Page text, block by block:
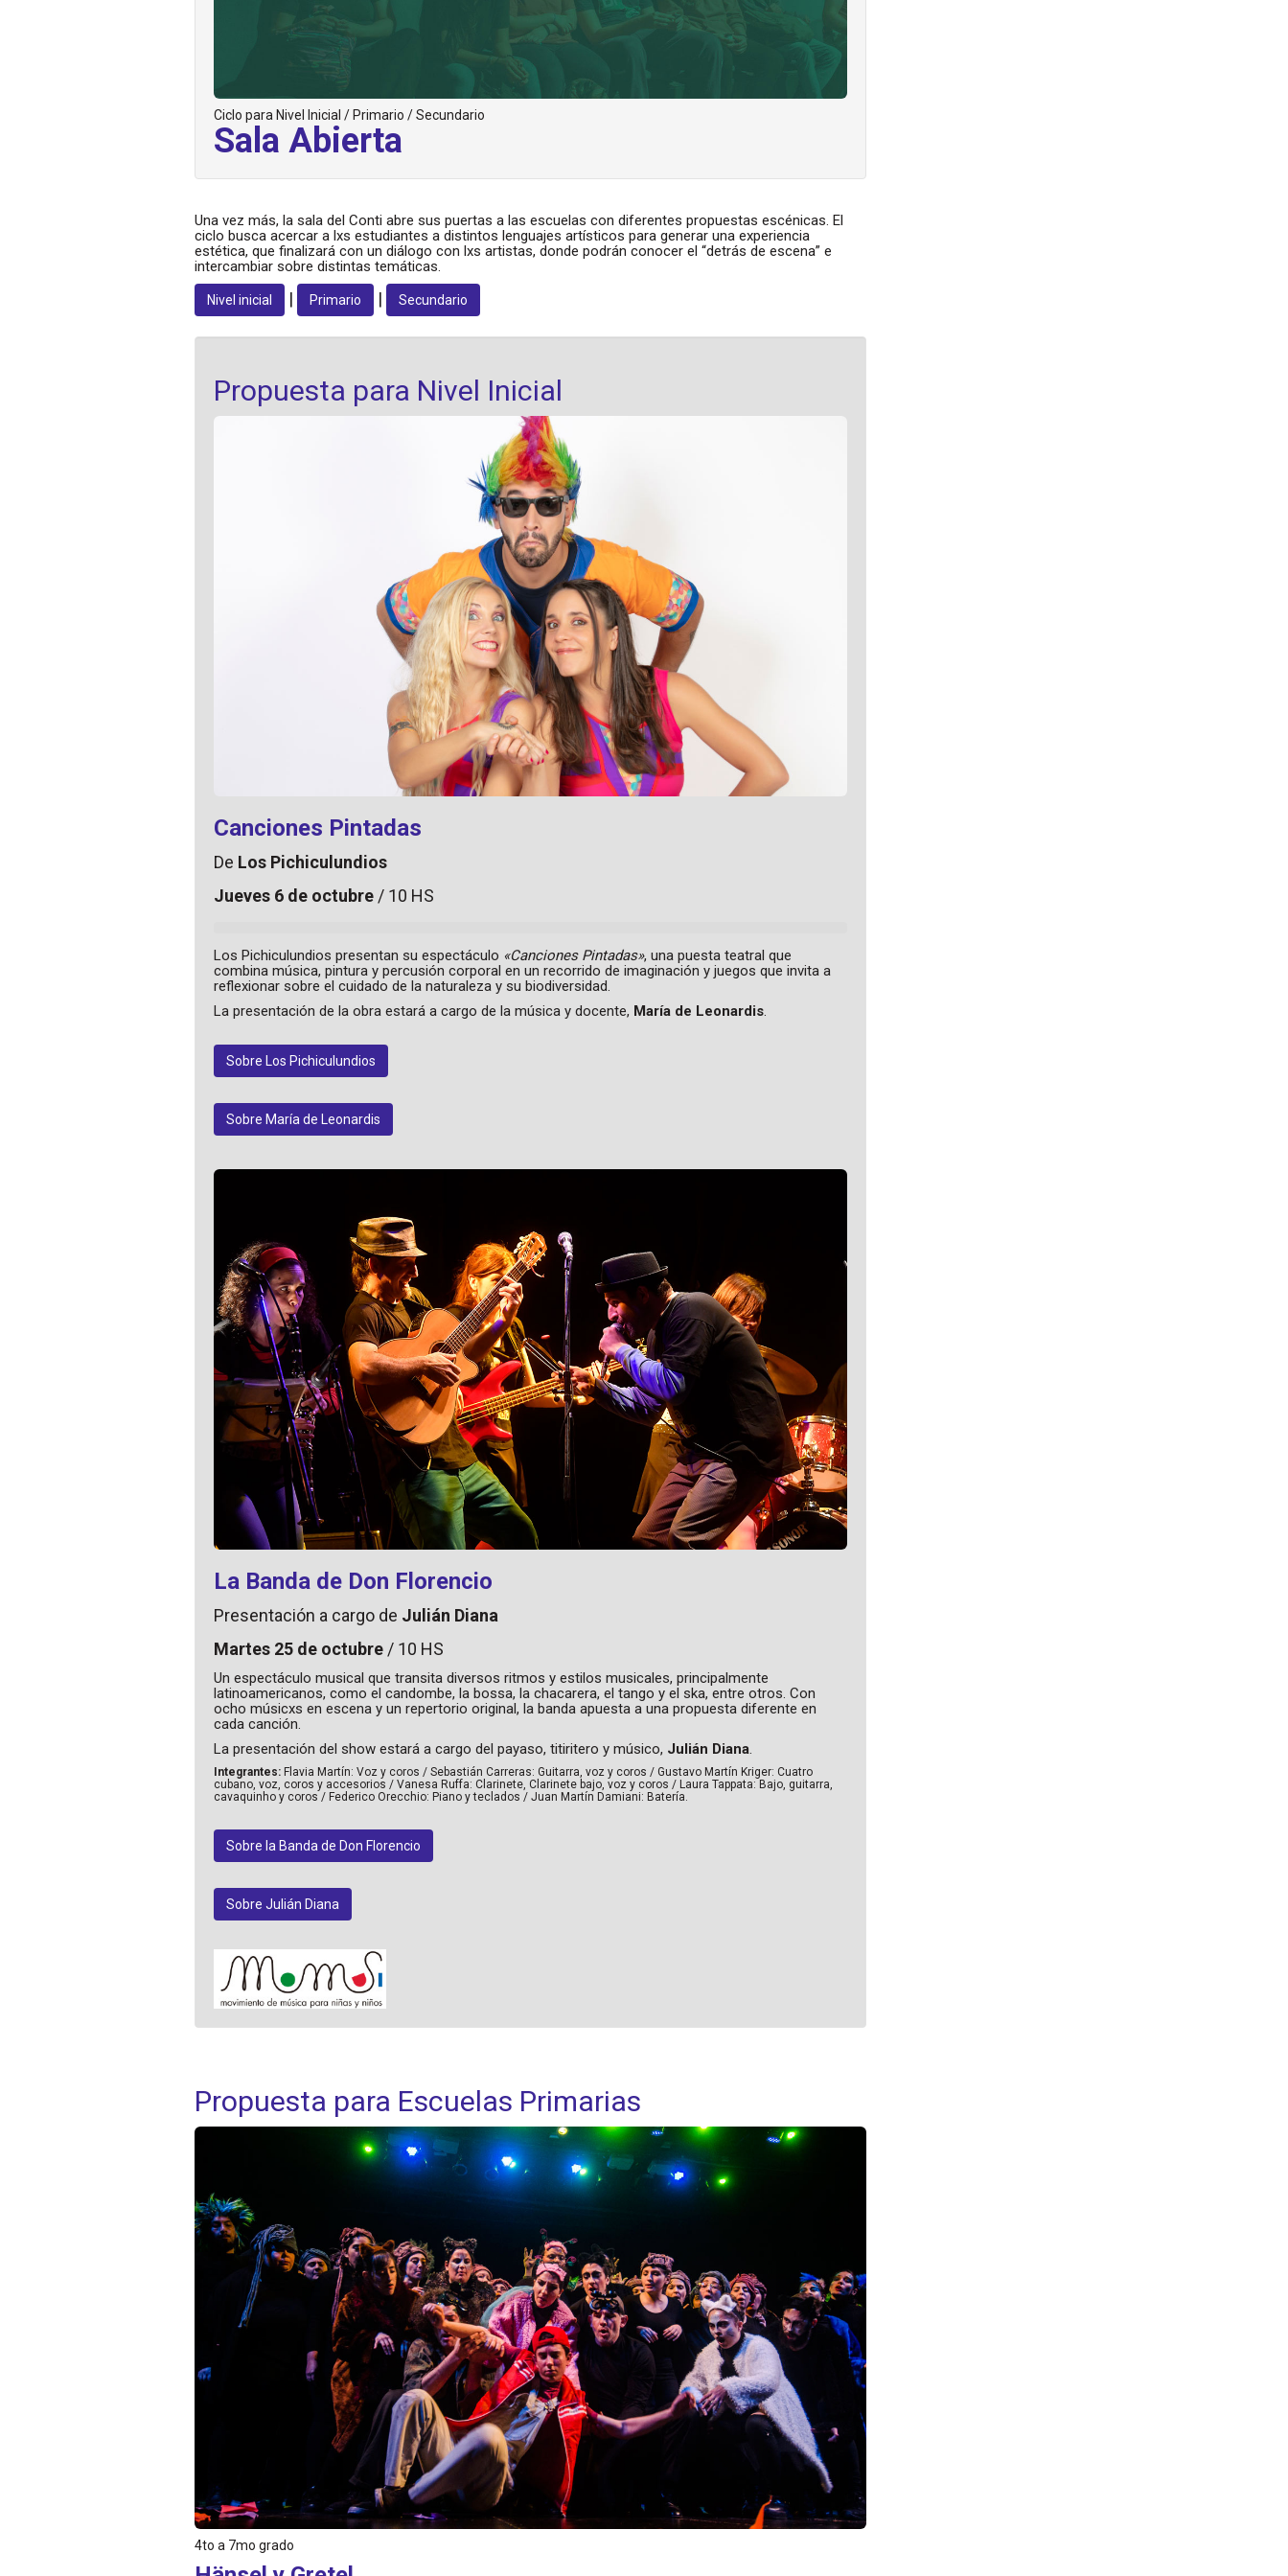
Ciclo para Nivel Inicial / Primario / Secundario
Sala Abierta
Una vez más, la sala del Conti abre sus puertas a las escuelas con diferentes propuestas escénicas. El
ciclo busca acercar a lxs estudiantes a distintos lenguajes artísticos para generar una experiencia
estética, que finalizará con un diálogo con lxs artistas, donde podrán conocer el “detrás de escena” e
intercambiar sobre distintas temáticas.
Nivel inicial | Primario | Secundario
Propuesta para Nivel Inicial
Canciones Pintadas
De Los Pichiculundios
Jueves 6 de octubre/ 10 HS
Los Pichiculundios presentan su espectáculo «Canciones Pintadas», una puesta teatral que
combina música, pintura y percusión corporal en un recorrido de imaginación y juegos que invita a
reflexionar sobre el cuidado de la naturaleza y su biodiversidad.
La presentación de la obra estará a cargo de la música y docente, María de Leonardis.
Sobre Los Pichiculundios
Sobre María de Leonardis
La Banda de Don Florencio
Presentación a cargo de Julián Diana
Martes 25 de octubre/ 10 HS
Un espectáculo musical que transita diversos ritmos y estilos musicales, principalmente
latinoamericanos, como el candombe, la bossa, la chacarera, el tango y el ska, entre otros. Con
ocho músicxs en escena y un repertorio original, la banda apuesta a una propuesta diferente en
cada canción.
La presentación del show estará a cargo del payaso, titiritero y músico, Julián Diana.
Integrantes:Flavia Martín: Voz y coros / Sebastián Carreras: Guitarra, voz y coros / Gustavo Martín Kriger: Cuatro
cubano, voz, coros y accesorios / Vanesa Ruffa: Clarinete, Clarinete bajo, voz y coros / Laura Tappata: Bajo, guitarra,
cavaquinho y coros / Federico Orecchio: Piano y teclados / Juan Martín Damiani: Batería.
Sobre la Banda de Don Florencio
Sobre Julián Diana
Propuesta para Escuelas Primarias
4to a 7mo grado